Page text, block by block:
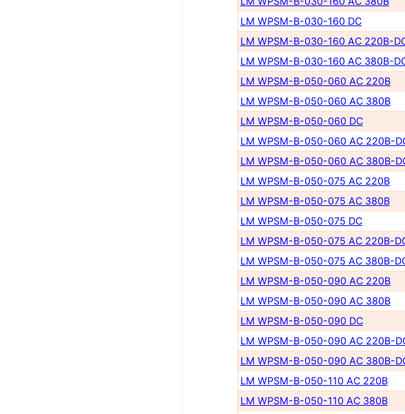
LM WPSM-B-030-160 DC
LM WPSM-B-030-160 AC 220B-
LM WPSM-B-030-160 AC 380B-
LM WPSM-B-050-060 AC 220B
LM WPSM-B-050-060 AC 380B
LM WPSM-B-050-060 DC
LM WPSM-B-050-060 AC 220В-
LM WPSM-B-050-060 AC 380В-
LM WPSM-B-050-075 AC 220В
LM WPSM-B-050-075 AC 380В
LM WPSM-B-050-075 DC
LM WPSM-B-050-075 AC 220В-
LM WPSM-B-050-075 AC 380В-
LM WPSM-B-050-090 AC 220В
LM WPSM-B-050-090 AC 380В
LM WPSM-B-050-090 DC
LM WPSM-B-050-090 AC 220В-
LM WPSM-B-050-090 AC 380В-
LM WPSM-B-050-110 AC 220В
LM WPSM-B-050-110 AC 380В